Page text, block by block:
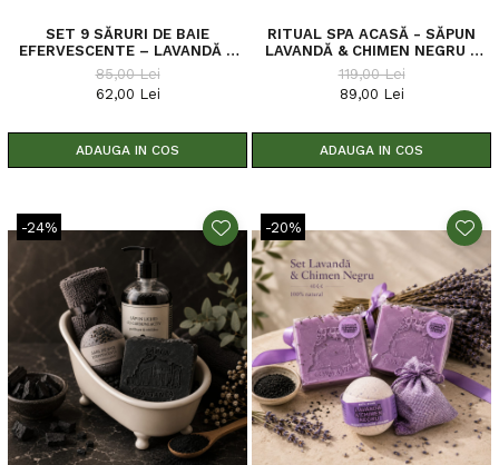
SET 9 SĂRURI DE BAIE
EFERVESCENTE – LAVANDĂ &
CHIMEN NEGRU + CĂRBUNE
ACTIV – 450 G
85,00 Lei
62,00 Lei
ADAUGA IN COS
RITUAL SPA ACASĂ - SĂPUN
LAVANDĂ & CHIMEN NEGRU +
BOMBE DE BAIE + SĂCULEȚ
LAVANDĂ - CADOU LUMÂNARE
TIP LED - SĂPUN DE
119,00 Lei
89,00 Lei
ADAUGA IN COS
-24% -20%